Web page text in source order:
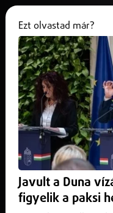
Az utolsó
sorsa
2025. május 19.Sport
A DVSC nem tudta
Ezt olvastad már?
Javult a Duna
figyelik a paksi